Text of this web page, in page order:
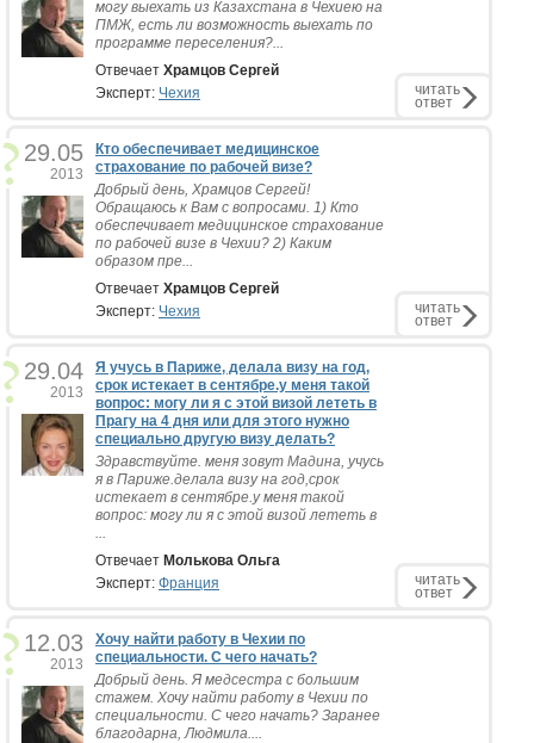
могу выехать из Казахстана в Чехиею на
ПМЖ, есть ли возможность выехать по
программе переселения?...
Отвечает Храмцов Сергей
Эксперт: Чехия читать
ответ
29.05
2013
Кто обеспечивает медицинское
страхование по рабочей визе?
Добрый день, Храмцов Сергей!
Обращаюсь к Вам с вопросами. 1) Кто
обеспечивает медицинское страхование
по рабочей визе в Чехии? 2) Каким
образом пре...
Отвечает Храмцов Сергей
Эксперт: Чехия читать
ответ
29.04
2013
Я учусь в Париже, делала визу на год,
срок истекает в сентябре.у меня такой
вопрос: могу ли я с этой визой лететь в
Прагу на 4 дня или для этого нужно
специально другую визу делать?
Здравствуйте. меня зовут Мадина, учусь
я в Париже.делала визу на год,срок
истекает в сентябре.у меня такой
вопрос: могу ли я с этой визой лететь в
...
Отвечает Молькова Ольга
Эксперт: Франция читать
ответ
12.03
2013
Хочу найти работу в Чехии по
специальности. С чего начать?
Добрый день. Я медсестра с большим
стажем. Хочу найти работу в Чехии по
специальности. С чего начать? Заранее
благодарна, Людмила....